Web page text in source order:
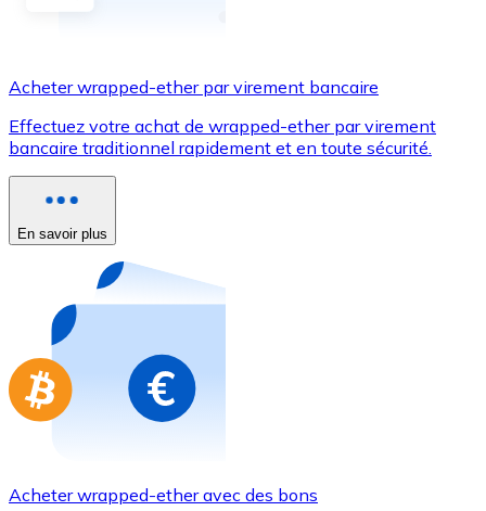
Utilisez les cartes Visa et Mastercard pour acheter
Acheter avec carte
Nouveau
Achetez des cartes-cadeaux de vos marques
Aller à la boutique de cartes-cadeaux
Acheter wrapped-ether par virement bancaire
Effectuez votre achat de wrapped-ether par virement
bancaire traditionnel rapidement et en toute sécurité.
En savoir plus
Acheter wrapped-ether avec des bons